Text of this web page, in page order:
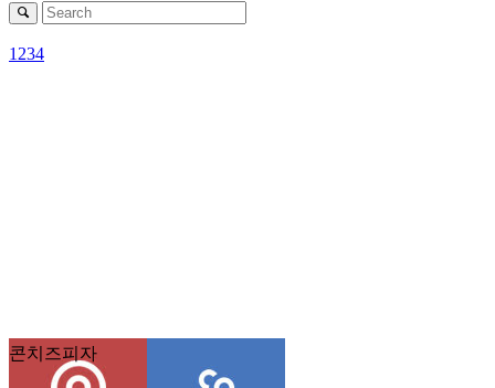
1 234
콘치즈피자